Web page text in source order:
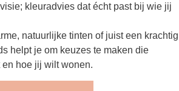
kleuradvies dat écht past bij wie jij
natuurlijke tinten of juist een krachtig
helpt je om keuzes te maken die
hoe jij wilt wonen.